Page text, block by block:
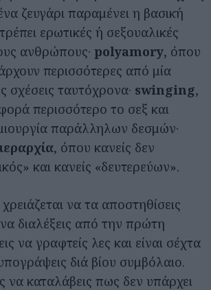
ζευγάρι παραμένει η βασική
ερωτικές ή σεξουαλικές
ανθρώπους· polyamory, όπου
περισσότερες από μία
σχέσεις ταυτόχρονα· swinging,
περισσότερο το σεξ και
παράλληλων δεσμών·
, όπου κανείς δεν
και κανείς «δευτερεύων».
να τα αποστηθίσεις
διαλέξεις από την πρώτη
να γραφτείς λες και είναι σέχτα
διά βίου συμβόλαιο.
να καταλάβεις πως δεν υπάρχει